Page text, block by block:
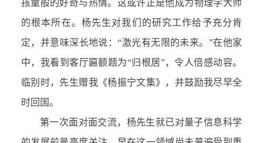
孩童般的好奇与热情。这或许正是他成为物理学大师
的根本所在。杨先生对我们的研究工作给予充分肯
定，并意味深长地说：“激光有无限的未来。”在他家
中，我看到客厅匾额题为“归根居”，令人倍感动容。
临别时，先生赠我《杨振宁文集》，并鼓励我尽早全
时回国。
第一次面对面交流，杨先生就已对量子信息科学